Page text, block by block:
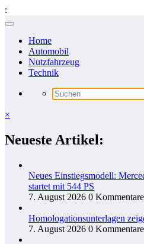
:
Zum
springenHome
Automobil
Nutzfahrzeug
Technik
×
Neueste Artikel:
Neues Einstiegsmodell:
startet mit 544 PS
7. August 2026 0 Kommentare
Homologationsunterlagen
7. August 2026 0 Kommentare